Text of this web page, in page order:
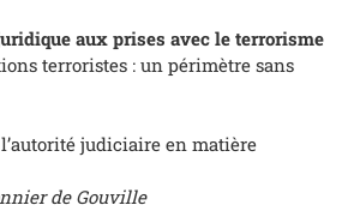
aux prises avec le terrorisme
terroristes : un périmètre sans
judiciaire en matière
de Gouville